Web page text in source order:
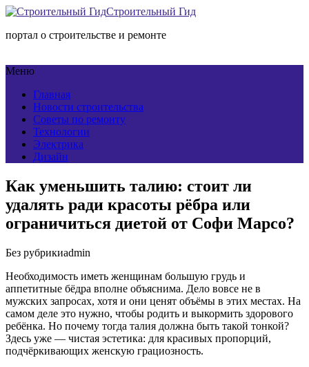
Строительный Гид
портал о строительстве и ремонте
Меню
Главная
Новости строительства
Советы по ремонту
Технологии
Электрика
Дизайн
Как уменьшить талию: стоит ли
удалять ради красоты рёбра или
ограничиться диетой от Софи Марсо?
Без рубрикиadmin
Необходимость иметь женщинам большую грудь и
аппетитные бёдра вполне объяснима. Дело вовсе не в
мужских запросах, хотя и они ценят объёмы в этих местах. На
самом деле это нужно, чтобы родить и выкормить здорового
ребёнка. Но почему тогда талия должна быть такой тонкой?
Здесь уже — чистая эстетика: для красивых пропорций,
подчёркивающих женскую грациозность.